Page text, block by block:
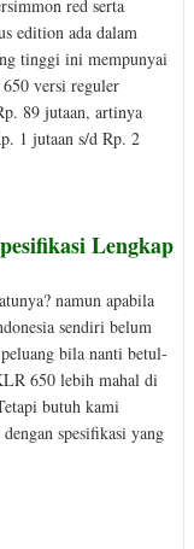
red serta
edition ada dalam
tinggi ini mempunyai
versi reguler
89 jutaan, artinya
1 jutaan s/d Rp. 2
Lengkap
namun apabila
sendiri belum
bila nanti betul-
650 lebih mahal di
butuh kami
spesifikasi yang